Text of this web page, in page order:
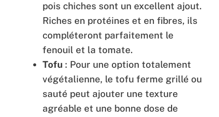
pois chiches sont un excellent ajout.
Riches en protéines et en fibres, ils
compléteront parfaitement le
fenouil et la tomate.
Tofu : Pour une option totalement
végétalienne, le tofu ferme grillé ou
sauté peut ajouter une texture
agréable et une bonne dose de